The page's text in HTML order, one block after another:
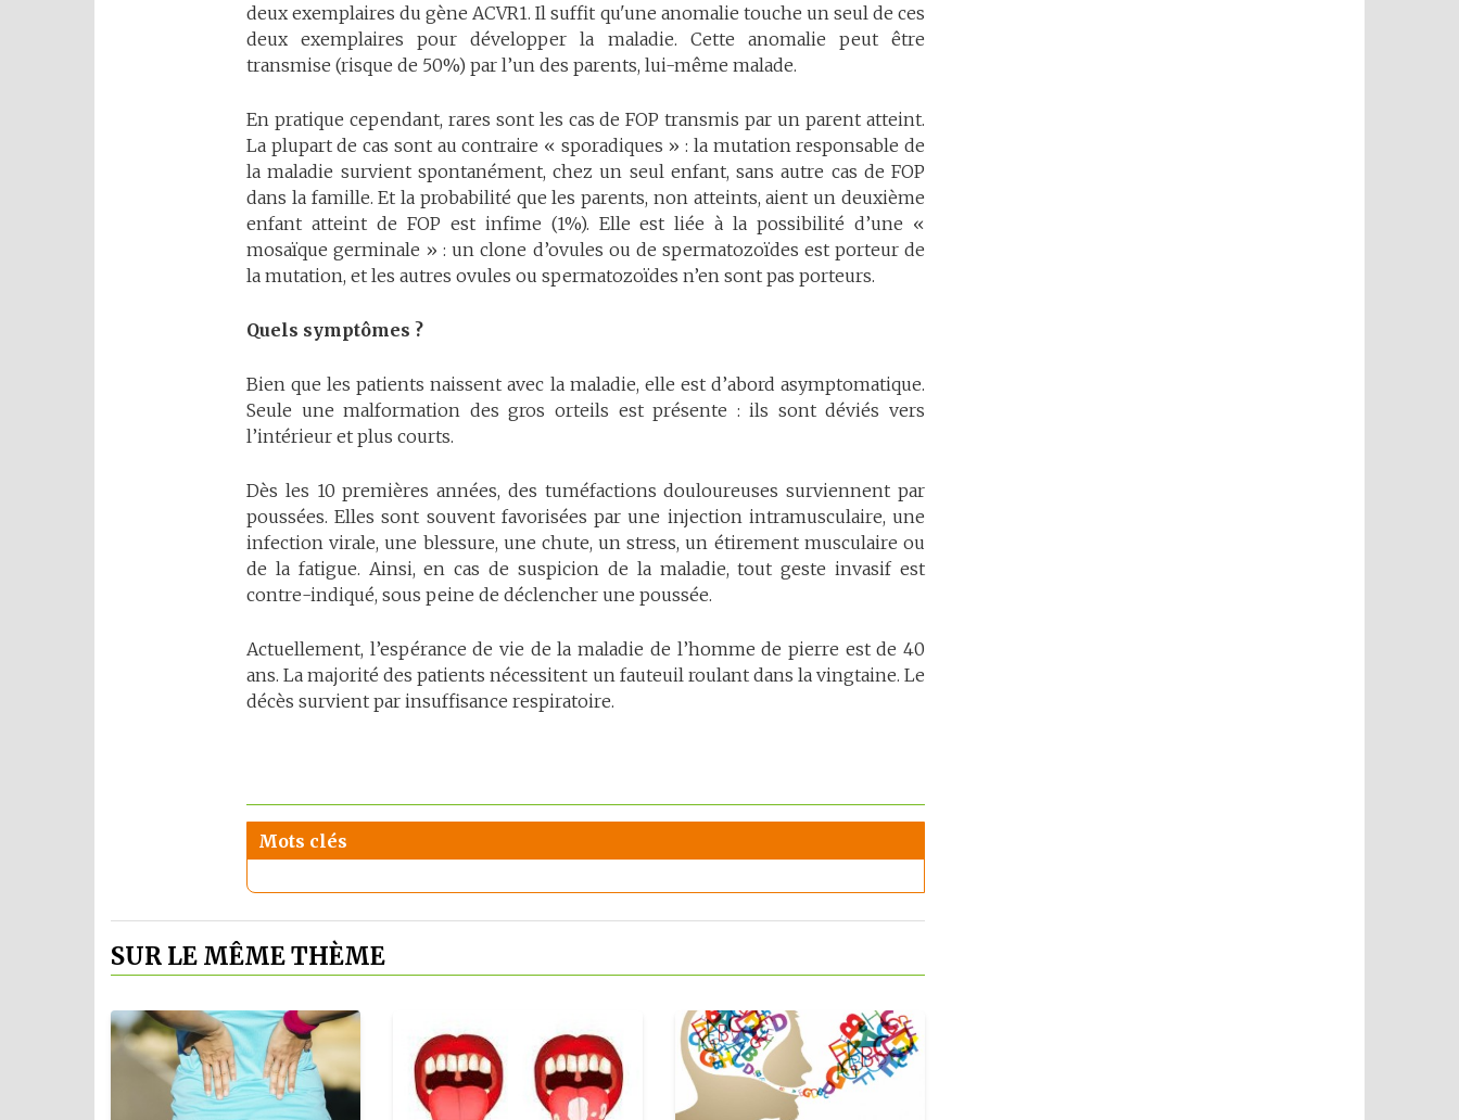
deux exemplaires du gène ACVR1. Il suffit qu'une anomalie touche un seul de ces
deux exemplaires pour développer la maladie. Cette anomalie peut être
transmise (risque de 50%) par l’un des parents, lui-même malade.
En pratique cependant, rares sont les cas de FOP transmis par un parent atteint.
La plupart de cas sont au contraire « sporadiques » : la mutation responsable de
la maladie survient spontanément, chez un seul enfant, sans autre cas de FOP
dans la famille. Et la probabilité que les parents, non atteints, aient un deuxième
enfant atteint de FOP est infime (1%). Elle est liée à la possibilité d’une «
mosaïque germinale » : un clone d’ovules ou de spermatozoïdes est porteur de
la mutation, et les autres ovules ou spermatozoïdes n’en sont pas porteurs.
Quels symptômes ?
Bien que les patients naissent avec la maladie, elle est d’abord asymptomatique.
Seule une malformation des gros orteils est présente : ils sont déviés vers
l’intérieur et plus courts.
Dès les 10 premières années, des tuméfactions douloureuses surviennent par
poussées. Elles sont souvent favorisées par une injection intramusculaire, une
infection virale, une blessure, une chute, un stress, un étirement musculaire ou
de la fatigue. Ainsi, en cas de suspicion de la maladie, tout geste invasif est
contre-indiqué, sous peine de déclencher une poussée.
Actuellement, l’espérance de vie de la maladie de l’homme de pierre est de 40
ans. La majorité des patients nécessitent un fauteuil roulant dans la vingtaine. Le
décès survient par insuffisance respiratoire.
Mots clés
SUR LE MÊME THÈME